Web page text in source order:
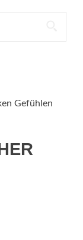
Gefühlen